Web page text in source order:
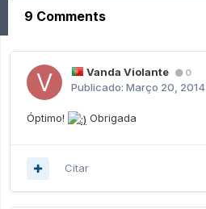
9 Comments
Vanda Violante 0
Publicado: Março 20, 2014
Óptimo! Obrigada
Citar